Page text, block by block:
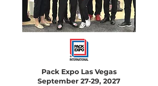
Pack Expo Las Vegas
September 27-29, 2027